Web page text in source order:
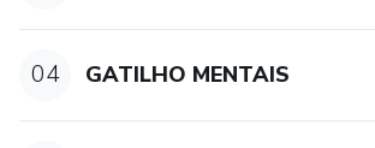
04 GATILHO MENTAIS